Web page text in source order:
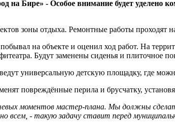
Бире» - Особое внимание будет уделено
зоны отдыха. Ремонтные работы проходят
на объекте и оценил ход работ. На
Будут заменены сиденья и плиточное
универсальную детскую площадку, где
повреждённые перила и брусчатку,
моментов мастер-плана. Мы должны
всем, - такую задачу ставит перед